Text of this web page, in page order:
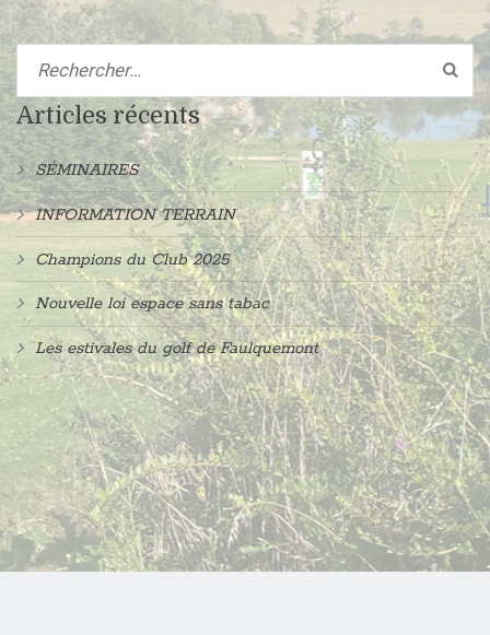
Articles récents
SÉMINAIRES
INFORMATION TERRAIN
Champions du Club 2025
Nouvelle loi espace sans tabac
Les estivales du golf de Faulquemont